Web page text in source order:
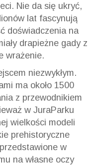
Nie da się ukryć,
lat fascynują
doświadczenia na
drapieżne gady z
wrażenie.
niezwykłym.
ma około 1500
z przewodnikiem
w JuraParku
wielkości modeli
prehistoryczne
w
na własne oczy